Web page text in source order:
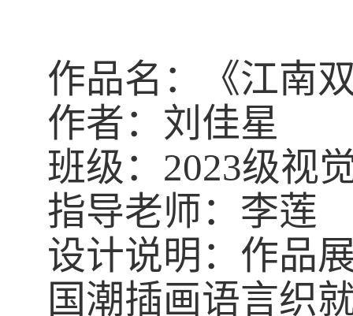
作品名：《江南
作者： 刘佳星
班级： 2023级视
指导老师：李莲
设计说明：作品
国潮插画语言织